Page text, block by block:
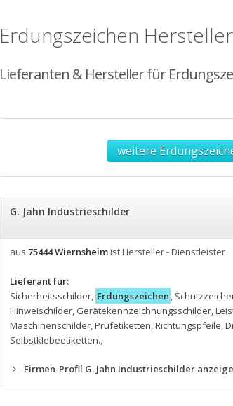
Erdungszeichen Hersteller
Lieferanten & Hersteller für
weitere
G. Jahn Industrieschilder
aus 75444 Wiernsheimist Hersteller - Dienstleister
Lieferant für:
Sicherheitsschilder, Erdungszeichen ,
Hinweischilder, Gerätekennzeichnungsschilder,
Maschinenschilder,Prüfetiketten,Richtungspfeile,
Selbstklebeetiketten.,
Firmen-Profil G. Jahn Industrieschilder